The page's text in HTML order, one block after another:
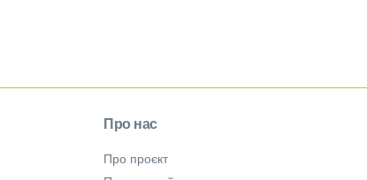
Про нас
Про проєкт